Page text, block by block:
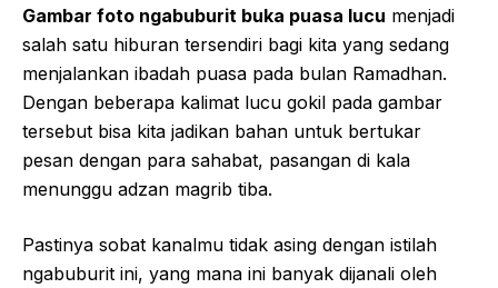
Gambar foto ngabuburit buka puasa lucu menjadi
salah satu hiburan tersendiri bagi kita yang sedang
menjalankan ibadah puasa pada bulan Ramadhan.
Dengan beberapa kalimat lucu gokil pada gambar
tersebut bisa kita jadikan bahan untuk bertukar
pesan dengan para sahabat, pasangan di kala
menunggu adzan magrib tiba.
Pastinya sobat kanalmu tidak asing dengan istilah
ngabuburit ini, yang mana ini banyak dijanali oleh